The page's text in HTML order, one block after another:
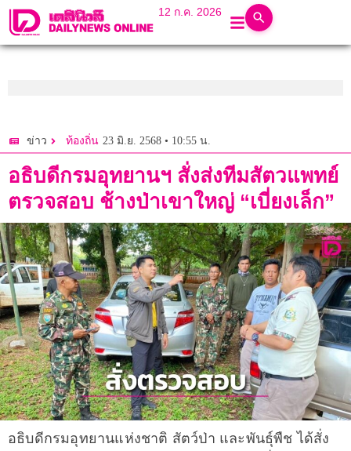
12 ก.ค. 2026
ข่าว ท้องถิ่น 23 มิ.ย. 2568 • 10:55 น.
อธิบดีกรมอุทยานฯ สั่งส่งทีมสัตวแพทย์
ตรวจสอบ​ ช้างป่าเขาใหญ่ “เบี่ยงเล็ก”
อธิบดีกรมอุทยานแห่งชาติ สัตว์ป่า และพันธุ์พืช ได้สั่ง